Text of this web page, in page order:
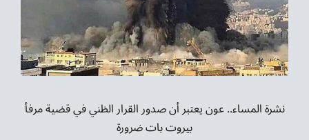
نشرة المساء.. عون يعتبر أن صدور القرار الظني في قضية مرفأ
بيروت بات ضرورة